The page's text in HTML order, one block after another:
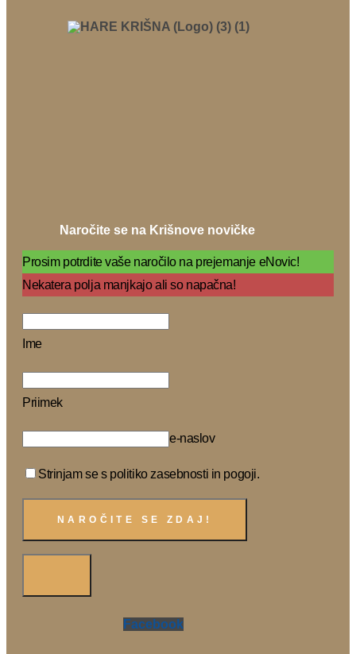
Naročite se na Krišnove novičke
Prosim potrdite vaše naročilo na prejemanje eNovic!
Nekatera polja manjkajo ali so napačna!
Ime
Priimek
e-naslov
Strinjam se s politiko zasebnosti in pogoji.
Facebook